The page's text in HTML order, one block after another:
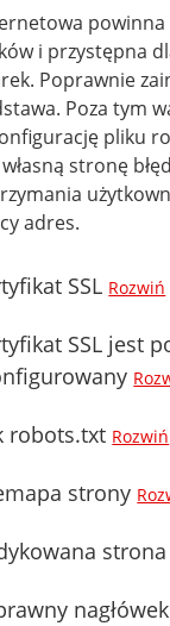
powinna
i przystępna
Poprawnie
Poza tym
pliku
stronę
adres.
SSL Rozwiń
SSL jest
robots.txt Rozwiń
strony